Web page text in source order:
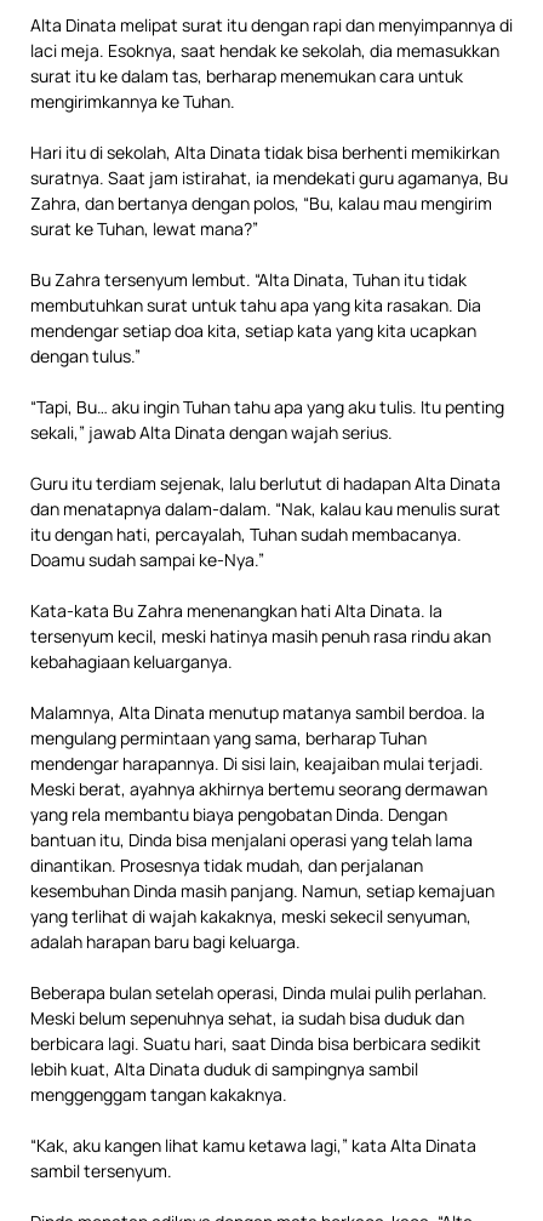
Alta Dinata melipat surat itu dengan rapi dan menyimpannya di
laci meja. Esoknya, saat hendak ke sekolah, dia memasukkan
surat itu ke dalam tas, berharap menemukan cara untuk
mengirimkannya ke Tuhan.
Hari itu di sekolah, Alta Dinata tidak bisa berhenti memikirkan
suratnya. Saat jam istirahat, ia mendekati guru agamanya, Bu
Zahra, dan bertanya dengan polos, “Bu, kalau mau mengirim
surat ke Tuhan, lewat mana?”
Bu Zahra tersenyum lembut. “Alta Dinata, Tuhan itu tidak
membutuhkan surat untuk tahu apa yang kita rasakan. Dia
mendengar setiap doa kita, setiap kata yang kita ucapkan
dengan tulus.”
“Tapi, Bu… aku ingin Tuhan tahu apa yang aku tulis. Itu penting
sekali,” jawab Alta Dinata dengan wajah serius.
Guru itu terdiam sejenak, lalu berlutut di hadapan Alta Dinata
dan menatapnya dalam-dalam. “Nak, kalau kau menulis surat
itu dengan hati, percayalah, Tuhan sudah membacanya.
Doamu sudah sampai ke-Nya.”
Kata-kata Bu Zahra menenangkan hati Alta Dinata. Ia
tersenyum kecil, meski hatinya masih penuh rasa rindu akan
kebahagiaan keluarganya.
Malamnya, Alta Dinata menutup matanya sambil berdoa. Ia
mengulang permintaan yang sama, berharap Tuhan
mendengar harapannya. Di sisi lain, keajaiban mulai terjadi.
Meski berat, ayahnya akhirnya bertemu seorang dermawan
yang rela membantu biaya pengobatan Dinda. Dengan
bantuan itu, Dinda bisa menjalani operasi yang telah lama
dinantikan. Prosesnya tidak mudah, dan perjalanan
kesembuhan Dinda masih panjang. Namun, setiap kemajuan
yang terlihat di wajah kakaknya, meski sekecil senyuman,
adalah harapan baru bagi keluarga.
Beberapa bulan setelah operasi, Dinda mulai pulih perlahan.
Meski belum sepenuhnya sehat, ia sudah bisa duduk dan
berbicara lagi. Suatu hari, saat Dinda bisa berbicara sedikit
lebih kuat, Alta Dinata duduk di sampingnya sambil
menggenggam tangan kakaknya.
“Kak, aku kangen lihat kamu ketawa lagi,” kata Alta Dinata
sambil tersenyum.